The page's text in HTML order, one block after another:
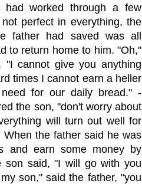
worked through a few
perfect in everything, the
father had saved was all
to return home to him. "Oh,"
"I cannot give you anything
times I cannot earn a heller
for our daily bread." -
the son, "don't worry about
will turn out well for
the father said he was
and earn some money by
son said, "I will go with you
son," said the father, "you